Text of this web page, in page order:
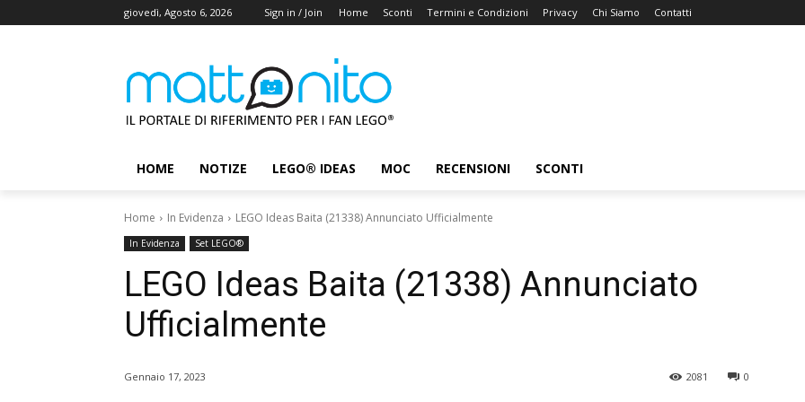
giovedì, Agosto 6, 2026 Sign in / Join Home Sconti Termini e Condizioni Privacy Chi Siamo Contatti
HOME NOTIZE LEGO® IDEAS MOC RECENSIONI SCONTI
Home In Evidenza LEGO Ideas Baita (21338) Annunciato Ufficialmente
In Evidenza Set LEGO®
LEGO Ideas Baita (21338) Annunciato
Ufficialmente
Gennaio 17, 2023 0
2081